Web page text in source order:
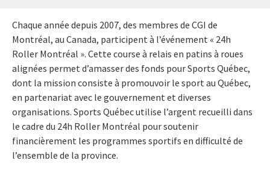
Chaque année depuis 2007, des membres de CGI de
Montréal, au Canada, participent à l’événement « 24h
Roller Montréal ». Cette course à relais en patins à roues
alignées permet d’amasser des fonds pour Sports Québec,
dont la mission consiste à promouvoir le sport au Québec,
en partenariat avec le gouvernement et diverses
organisations. Sports Québec utilise l’argent recueilli dans
le cadre du 24h Roller Montréal pour soutenir
financièrement les programmes sportifs en difficulté de
l’ensemble de la province.